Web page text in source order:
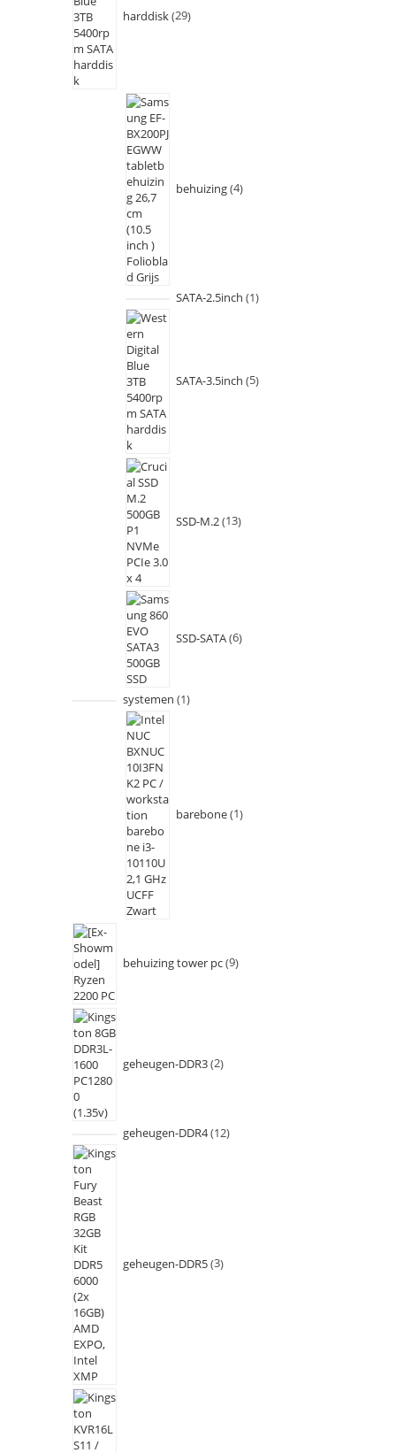
harddisk 29
behuizing 4
SATA-2.5inch 1
SATA-3.5inch 5
SSD-M.2 13
SSD-SATA 6
systemen 1
barebone 1
behuizing tower pc 9
geheugen-DDR3 2
geheugen-DDR4 12
geheugen-DDR5 3